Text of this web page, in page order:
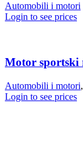
Automobili i motori
Login to see prices
Motor sportski
Automobili i motori,
Login to see prices